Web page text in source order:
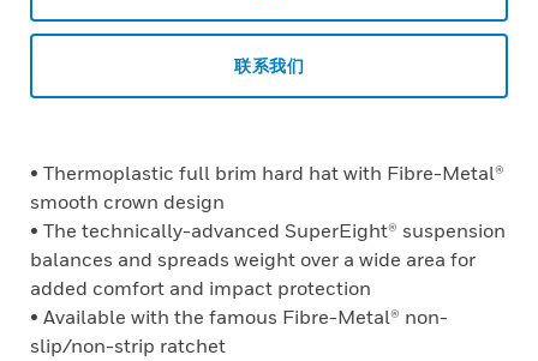
联系我们
• Thermoplastic full brim hard hat with Fibre-Metal®
smooth crown design
• The technically-advanced SuperEight® suspension
balances and spreads weight over a wide area for
added comfort and impact protection
• Available with the famous Fibre-Metal® non-
slip/non-strip ratchet